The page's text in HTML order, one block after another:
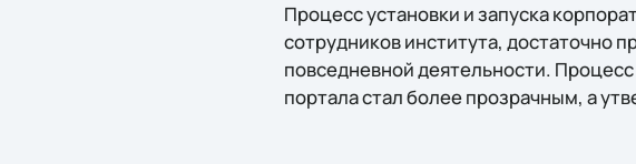
Процесс установки и запуска
сотрудников института, достаточно
повседневной деятельности.
портала стал более прозрачным, а